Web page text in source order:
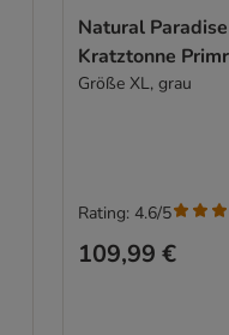
Natural Paradise
Kratztonne
Größe XL, grau
109,99 €
Rating: 4.6/5